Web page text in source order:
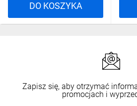
DO KOSZYKA
Zapisz się, aby otrzymać
promocjach i